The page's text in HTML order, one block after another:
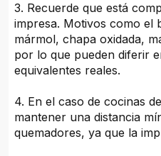
3. Recuerde que está
impresa. Motivos como
mármol, chapa oxidada,
por lo que pueden diferir
equivalentes reales.
4. En el caso de cocinas
mantener una distancia
quemadores, ya que la